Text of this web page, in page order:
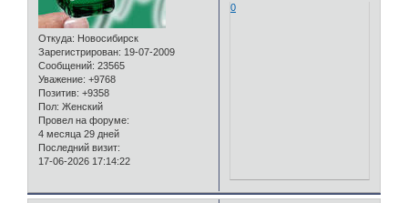
Откуда: Новосибирск
Зарегистрирован: 19-07-2009
Сообщений: 23565
Уважение: +9768
Позитив: +9358
Пол: Женский
Провел на форуме:
4 месяца 29 дней
Последний визит:
17-06-2026 17:14:22
0